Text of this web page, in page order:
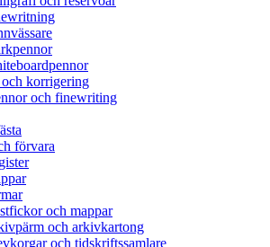
korrigering
och finewriting
förvara
och mappar
och arkivkartong
och tidskriftssamlare